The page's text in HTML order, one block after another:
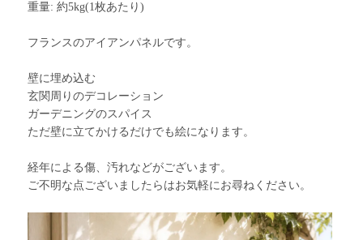
重量: 約5kg(1枚あたり)
フランスのアイアンパネルです。
壁に埋め込む
玄関周りのデコレーション
ガーデニングのスパイス
ただ壁に立てかけるだけでも絵になります。
経年による傷、汚れなどがございます。
ご不明な点ございましたらはお気軽にお尋ねください。